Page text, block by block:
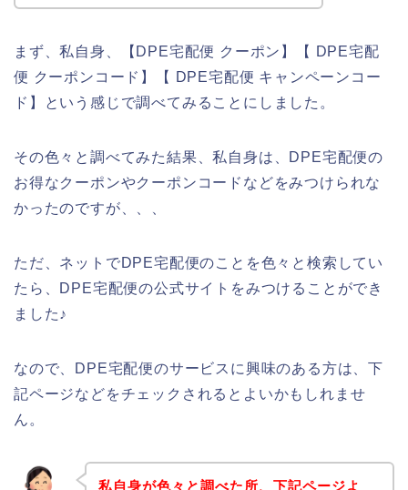
まず、私自身、【DPE宅配便 クーポン】【 DPE宅配
便 クーポンコード】【 DPE宅配便 キャンペーンコー
ド】という感じで調べてみることにしました。
その色々と調べてみた結果、私自身は、DPE宅配便の
お得なクーポンやクーポンコードなどをみつけられな
かったのですが、、、
ただ、ネットでDPE宅配便のことを色々と検索してい
たら、DPE宅配便の公式サイトをみつけることができ
ました♪
なので、DPE宅配便のサービスに興味のある方は、下
記ページなどをチェックされるとよいかもしれませ
ん。
私自身が色々と調べた所、下記ページよ